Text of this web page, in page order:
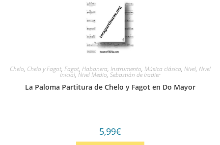
Chelo, Chelo y Fagot, Fagot, Habanera, Instrumento, Música clásica, Nivel, Nivel
Inicial, Nivel Medio, Sebastián de Iradier
La Paloma Partitura de Chelo y Fagot en Do Mayor
5,99€